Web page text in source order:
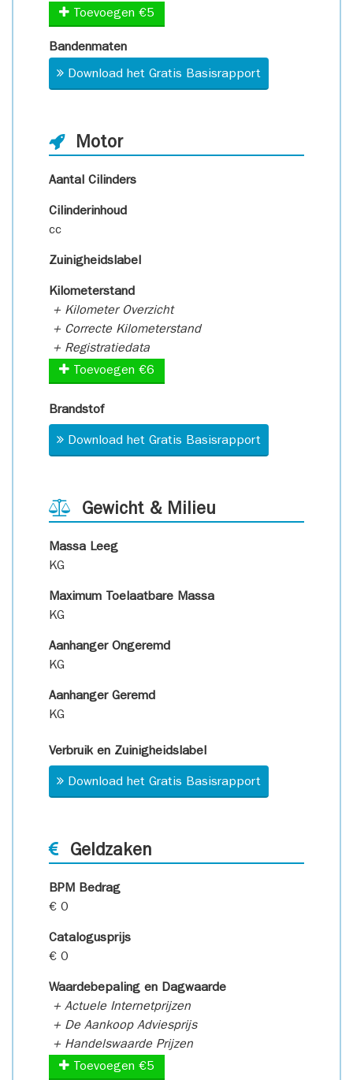
Toevoegen €5
Bandenmaten
Download het Gratis Basisrapport
Motor
Aantal Cilinders
Cilinderinhoud
cc
Zuinigheidslabel
Kilometerstand
+ Kilometer Overzicht
+ Correcte Kilometerstand
+ Registratiedata
Toevoegen €6
Brandstof
Download het Gratis Basisrapport
Gewicht & Milieu
Massa Leeg
KG
Maximum Toelaatbare Massa
KG
Aanhanger Ongeremd
KG
Aanhanger Geremd
KG
Verbruik en Zuinigheidslabel
Download het Gratis Basisrapport
Geldzaken
BPM Bedrag
€ 0
Catalogusprijs
€ 0
Waardebepaling en Dagwaarde
+ Actuele Internetprijzen
+ De Aankoop Adviesprijs
+ Handelswaarde Prijzen
Toevoegen €5